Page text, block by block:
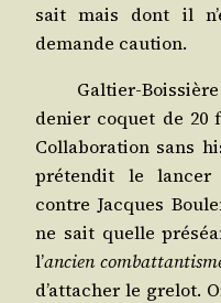
sait mais dont il
demande caution.
Gal­tier-
denier coquet de 20
Col­la­bo­ra­tion sans
pré­ten­dit le lan­cer
contre Jacques
ne sait quelle
l’ancien
d’at­ta­cher le gre­lot.